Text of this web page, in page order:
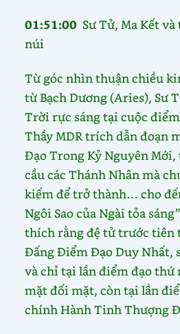
01:51:00Sư Tử, Ma Kết
núi
Từ góc nhìn thuận chiều
từ Bạch Dương (Aries), Sư
Trời rực sáng tại cuộc
Thầy MDR trích dẫn đoạn
Đạo Trong Kỷ Nguyên
cầu các Thánh Nhân mà
kiếm để trở thành… cho
Ngôi Sao của Ngài tỏa
thích rằng đệ tử trước tiên
Đấng Điểm Đạo Duy Nhất,
và chỉ tại lần điểm đạo thứ
mặt đối mặt, còn tại lần
chính Hành Tinh Thượng